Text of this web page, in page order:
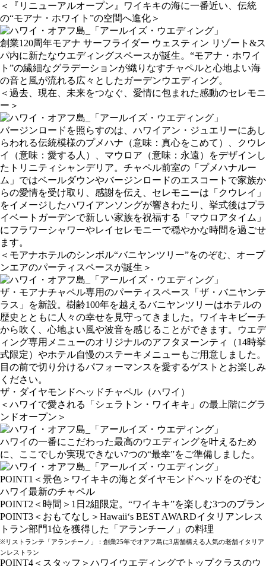
＜『リニューアルオープン』ワイキキの海に一番近い、伝統
の“モアナ・ホワイト”の空間へ進化＞
創業120周年モアナ サーフライダー ウェスティン リゾート&ス
パ内に新たなウエディングスペースが誕生。“モアナ・ホワイ
ト”の繊細なグラデーションが織りなすチャペルと心地よい海
の音と風が流れる広々としたガーデンウエディング。
＜過去、現在、未来をつなぐ、愛情に包まれた感動のセレモニ
ー＞
バージンロードを照らすのは、ハワイアン・ジュエリーにあし
らわれる伝統模様のプメハナ（意味：真心をこめて）、クウレ
イ（意味：愛する人）、マウロア（意味：永遠）をデザインし
たトリニティシャンデリア。チャペル前室の「プメハナルー
ム」ではベールダウンやバージンロードのエスコートで家族か
らの愛情を受け取り、感謝を伝え、セレモニーは「クウレイ」
をイメージしたハワイアンソングが響きわたり、挙式後はプラ
イベートガーデンで新しい家族を祝福する「マウロアタイム」
にフラワーシャワーやレイセレモニーで穏やかな時間を過ごせ
ます。
＜モアナホテルのシンボル“バニヤンツリー”をのぞむ、オープ
ンエアのパーティスペースが誕生＞
ザ・モアナチャペル専用のパーティスペース「ザ・バニヤンテ
ラス」を新設。樹齢100年を越えるバニヤンツリーはホテルの
歴史とともに人々の幸せを見守ってきました。ワイキキビーチ
から吹く、心地よい風や波音を感じることができます。ウエデ
ィング専用メニューのオリジナルのアフタヌーンティ（14時挙
式限定）やホテル自慢のステーキメニューもご用意しました。
目の前で切り分けるパフォーマンスを愛するゲストとお楽しみ
ください。
ザ・ダイヤモンドヘッドチャペル（ハワイ）
＜ハワイで愛される「シェラトン・ワイキキ」の最上階にグラ
ンドオープン＞
ハワイの一番にこだわった最高のウエディングを叶えるため
に、ここでしか実現できない7つの“最幸”をご準備しました。
POINT1＜景色＞ワイキキの海とダイヤモンドヘッドをのぞむ
ハワイ最新のチャペル
POINT2＜時間＞1日2組限定。“ワイキキ”を楽しむ3つのプラン
POINT3＜おもてなし＞Hawaii‘s BEST AWARDイタリアンレス
トラン部門1位を獲得した「アランチーノ」の料理
※リストランテ「アランチーノ」：創業25年でオアフ島に3店舗構える人気の老舗イタリア
ンレストラン
POINT4＜スタッフ＞ハワイウエディングでトップクラスのウ